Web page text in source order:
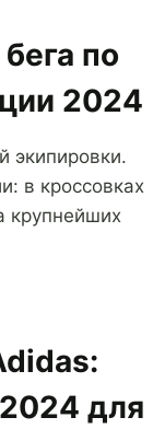
по
2024
экипировки.
в кроссовках
крупнейших
для